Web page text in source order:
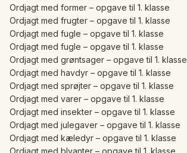
Ordjagt med former – opgave til 1. klasse
Ordjagt med frugter – opgave til 1. klasse
Ordjagt med fugle – opgave til 1. klasse
Ordjagt med fugle – opgave til 1. klasse
Ordjagt med grøntsager – opgave til 1. klasse
Ordjagt med havdyr – opgave til 1. klasse
Ordjagt med sprøjter – opgave til 1. klasse
Ordjagt med varer – opgave til 1. klasse
Ordjagt med insekter – opgave til 1. klasse
Ordjagt med julegaver – opgave til 1. klasse
Ordjagt med kæledyr – opgave til 1. klasse
Ordjagt med blyanter – opgave til 1. klasse